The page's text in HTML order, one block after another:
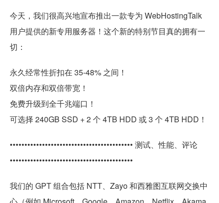
今天，我们很高兴地宣布推出一款专为 WebHostingTalk
用户提供的新专用服务器！这个新的特别节目真的拥有一
切：
永久经常性折扣在 35-48% 之间！
双倍内存和双倍带宽！
免费升级到全千兆端口！
可选择 240GB SSD + 2 个 4TB HDD 或 3 个 4TB HDD！
•••••••••••••••••••••••••••••••••••••••••• 测试、性能、评论
••••••••••••••••••••••••••••••••••••••••••
我们的 GPT 组合包括 NTT、Zayo 和西雅图互联网交换中